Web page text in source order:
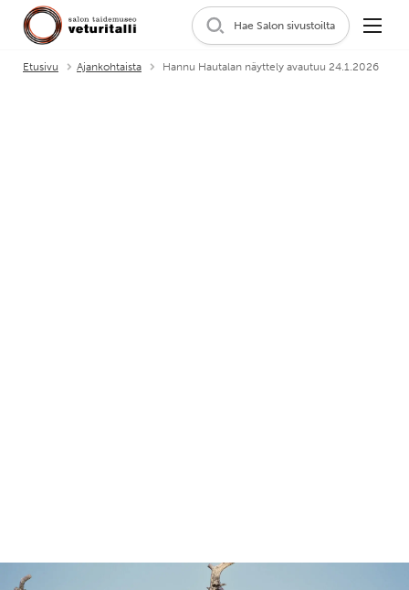
Hae Salon sivustoilta
Etusivu Ajankohtaista Hannu Hautalan näyttely avautuu 24.1.2026